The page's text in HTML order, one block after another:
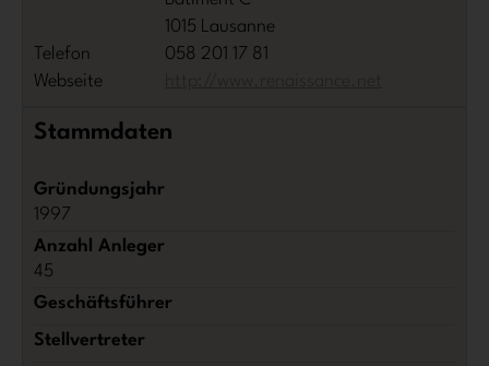
1015 Lausanne
Telefon
058 201 17 81
Webseite
Stammdaten
Gründungsjahr
1997
Anzahl Anleger
45
Geschäftsführer
Stellvertreter